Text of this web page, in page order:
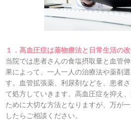
１．高血圧症は薬物療法と日常生活の改
当院では患者さんの食塩摂取量と血管
果によって、一人一人の治療法や薬剤
す。血管拡張薬、利尿剤などを、患者
て処方していきます。高血圧症を抑え
ために大切な方法となりますが、万が
したらご相談ください。